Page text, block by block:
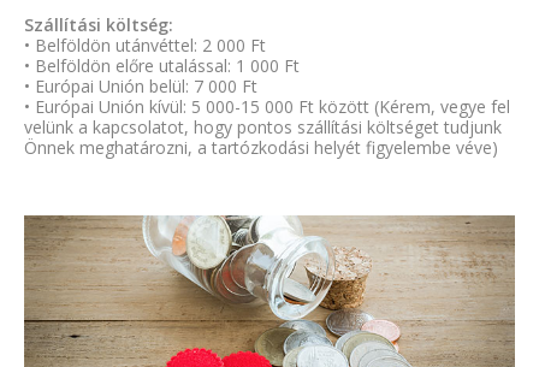
Szállítási költség:
• Belföldön utánvéttel: 2 000 Ft
• Belföldön előre utalással: 1 000 Ft
• Európai Unión belül: 7 000 Ft
• Európai Unión kívül: 5 000-15 000 Ft között (Kérem, vegye fel
velünk a kapcsolatot, hogy pontos szállítási költséget tudjunk
Önnek meghatározni, a tartózkodási helyét figyelembe véve)